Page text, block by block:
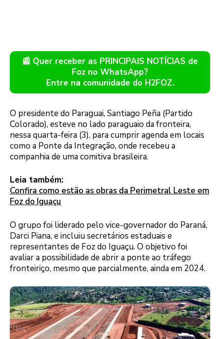
📰 Quer receber as PRINCIPAIS NOTÍCIAS de
Foz no WhatsApp?
Entre na comunidade do H2FOZ.
O presidente do Paraguai, Santiago Peña (Partido
Colorado), esteve no lado paraguaio da fronteira,
nessa quarta-feira (3), para cumprir agenda em locais
como a Ponte da Integração, onde recebeu a
companhia de uma comitiva brasileira.
Leia também:
Confira como estão as obras da Perimetral Leste em
Foz do Iguaçu
O grupo foi liderado pelo vice-governador do Paraná,
Darci Piana, e incluiu secretários estaduais e
representantes de Foz do Iguaçu. O objetivo foi
avaliar a possibilidade de abrir a ponte ao tráfego
fronteiriço, mesmo que parcialmente, ainda em 2024.